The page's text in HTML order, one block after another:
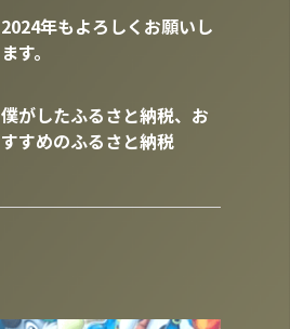
2024年もよろしくお願いし
ます。
僕がしたふるさと納税、お
すすめのふるさと納税